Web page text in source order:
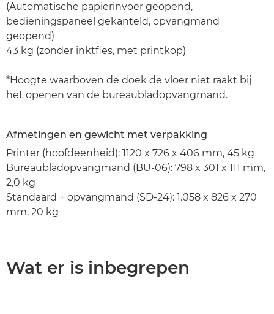
(Automatische papierinvoer geopend,
bedieningspaneel gekanteld, opvangmand
geopend)
43 kg (zonder inktfles, met printkop)
*Hoogte waarboven de doek de vloer niet raakt bij
het openen van de bureaubladopvangmand.
Afmetingen en gewicht met verpakking
Printer (hoofdeenheid): 1120 x 726 x 406 mm, 45 kg
Bureaubladopvangmand (BU-06): 798 x 301 x 111 mm,
2,0 kg
Standaard + opvangmand (SD-24): 1.058 x 826 x 270
mm, 20 kg
Wat er is inbegrepen